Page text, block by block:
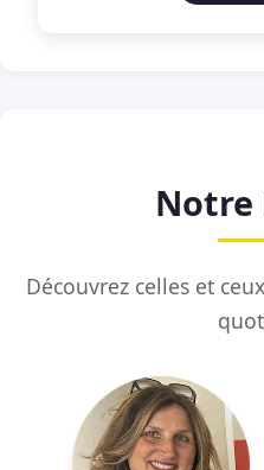
Notre
Découvrez celles et